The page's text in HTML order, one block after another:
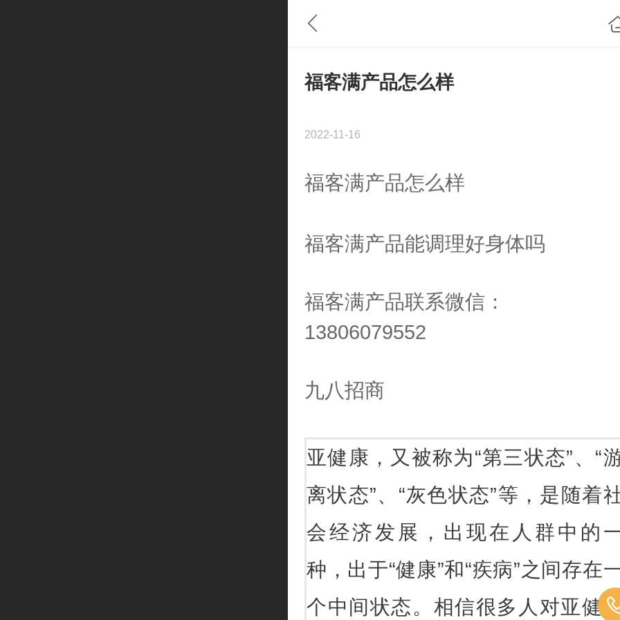
福客满产品怎么样
2022-11-16
福客满产品怎么样
福客满产品能调理好身体吗
福客满产品联系微信：
13806079552
九八招商
亚健康，又被称为“第三状态”、“
离状态”、“灰色状态”等，是随着
会经济发展，出现在人群中的
种，出于“健康”和“疾病”之间存在
个中间状态。相信很多人对亚健